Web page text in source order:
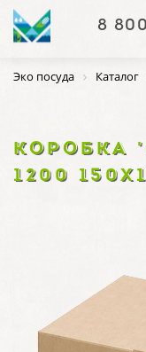
8
Эко посуда Каталог
КОРОБКА
1200